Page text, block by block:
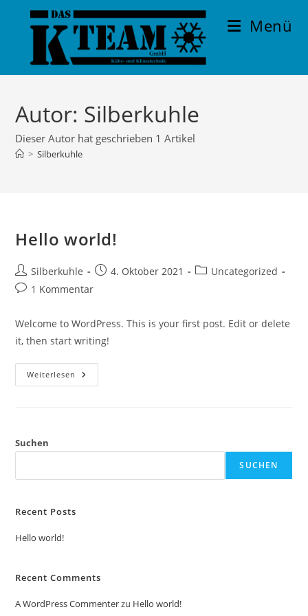
Menü
Autor: Silberkuhle
Dieser Autor hat geschrieben 1 Artikel
> Silberkuhle
Hello world!
Beitrags-
Autor:
Silberkuhle
Beitrag4. Oktober 2021
Beitrags-
Uncategorized
Beitrags-
1 Kommentar
Welcome to WordPress. This is your first post. Edit or delete
it, then start writing!
Weiterlesen Hello
World!
Suchen
SUCHEN
Recent Posts
Hello world!
Recent Comments
A WordPress Commenterzu Hello world!